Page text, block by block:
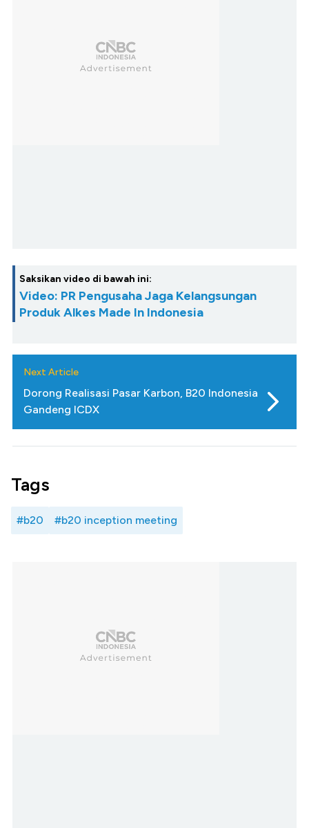
Saksikan video di bawah ini:
Video: PR Pengusaha Jaga Kelangsungan
Produk Alkes Made In Indonesia
Next Article
Dorong Realisasi Pasar Karbon, B20 Indonesia
Gandeng ICDX
Tags
#b20 #b20 inception meeting